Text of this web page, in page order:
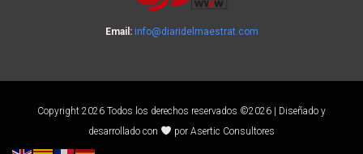
Email: info@diaridelmaestrat.com
Copyright 2026 Todos los derechos reservados ©2026 | Diseñado y
desarrollado con
por Asertic Consultores